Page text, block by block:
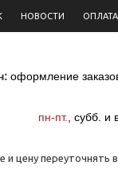
НОВОСТИ
оформление
пн-пт. субб. и
и цену переуточнять